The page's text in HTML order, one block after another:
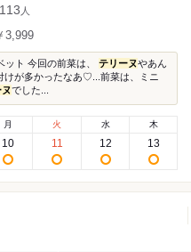
人
3,999
ット 今回の前菜は、 テリーヌやあん
けが多かったなあ♡...前菜は、ミニ
でした...
月
10
火
11
水
12
木
13